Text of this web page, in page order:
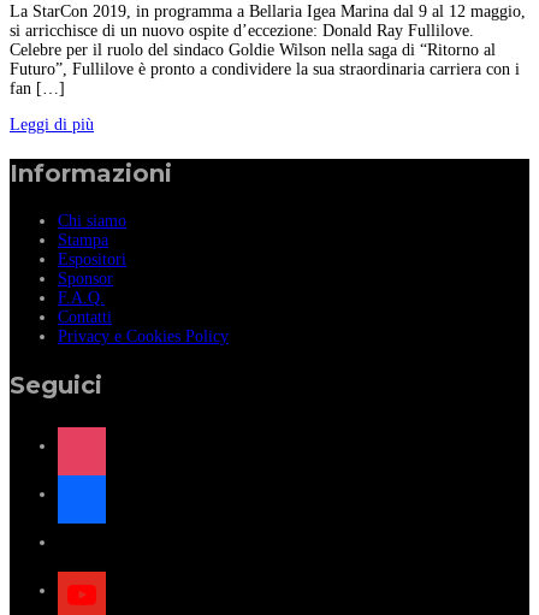
La StarCon 2019, in programma a Bellaria Igea Marina dal 9 al 12 maggio,
si arricchisce di un nuovo ospite d’eccezione: Donald Ray Fullilove.
Celebre per il ruolo del sindaco Goldie Wilson nella saga di “Ritorno al
Futuro”, Fullilove è pronto a condividere la sua straordinaria carriera con i
fan […]
Leggi di più
Informazioni
Chi siamo
Stampa
Espositori
Sponsor
F.A.Q.
Contatti
Privacy e Cookies Policy
Seguici
instagram
facebook
x
youtube